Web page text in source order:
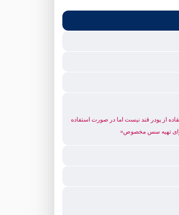
از پودر قند نیست اما در صورت استفاده
برای تهیه سس مخصوص»